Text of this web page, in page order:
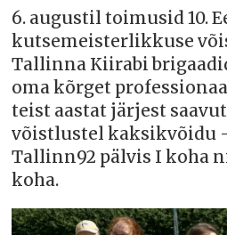
6. augustil toimusid 10.
kutsemeisterlikkuse
Tallinna Kiirabi
oma kõrget
teist aastat järjest
võistlustel kaksikvõidu
Tallinn92 pälvis I koha
koha.